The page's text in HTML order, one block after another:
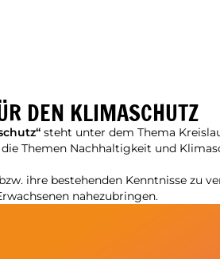
DEN KLIMASCHUTZ
steht unter dem Thema
Themen Nachhaltigkeit und
ihre bestehenden Kenntnisse
nahezubringen.